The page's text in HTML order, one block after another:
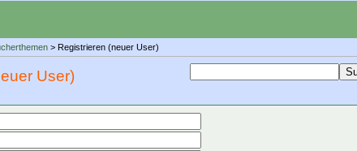
> Registrieren (neuer User)
User)